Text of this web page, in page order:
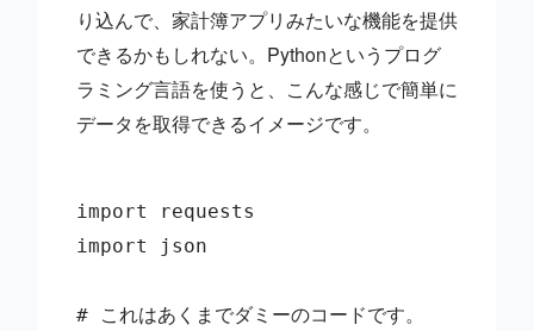
り込んで、家計簿アプリみたいな機能を提供
できるかもしれない。Pythonというプログ
ラミング言語を使うと、こんな感じで簡単に
データを取得できるイメージです。
import requests
import json
# これはあくまでダミーのコードです。